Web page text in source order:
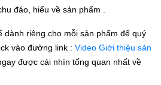
đáo, hiểu về sản phẩm .
dành riêng cho mỗi sản phẩm để quý
vào đường link : Video Giới thiệu sản
được cái nhìn tổng quan nhất về